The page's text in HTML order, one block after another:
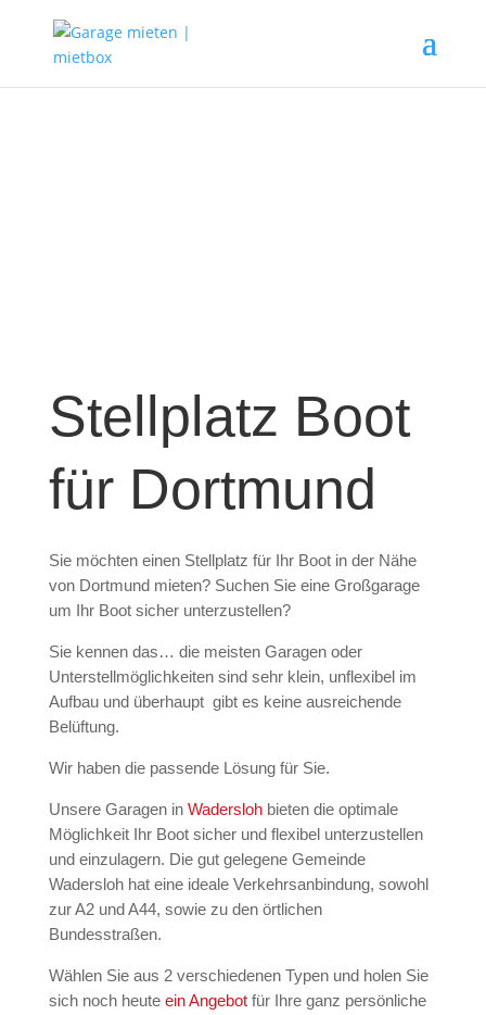
Stellplatz Boot
für Dortmund
Sie möchten einen Stellplatz für Ihr Boot in der Nähe
von Dortmund mieten? Suchen Sie eine Großgarage
um Ihr Boot sicher unterzustellen?
Sie kennen das… die meisten Garagen oder
Unterstellmöglichkeiten sind sehr klein, unflexibel im
Aufbau und überhaupt gibt es keine ausreichende
Belüftung.
Wir haben die passende Lösung für Sie.
Unsere Garagen in Waderslohbieten die optimale
Möglichkeit Ihr Boot sicher und flexibel unterzustellen
und einzulagern. Die gut gelegene Gemeinde
Wadersloh hat eine ideale Verkehrsanbindung, sowohl
zur A2 und A44, sowie zu den örtlichen
Bundesstraßen.
Wählen Sie aus 2 verschiedenen Typen und holen Sie
sich noch heute ein Angebotfür Ihre ganz persönliche